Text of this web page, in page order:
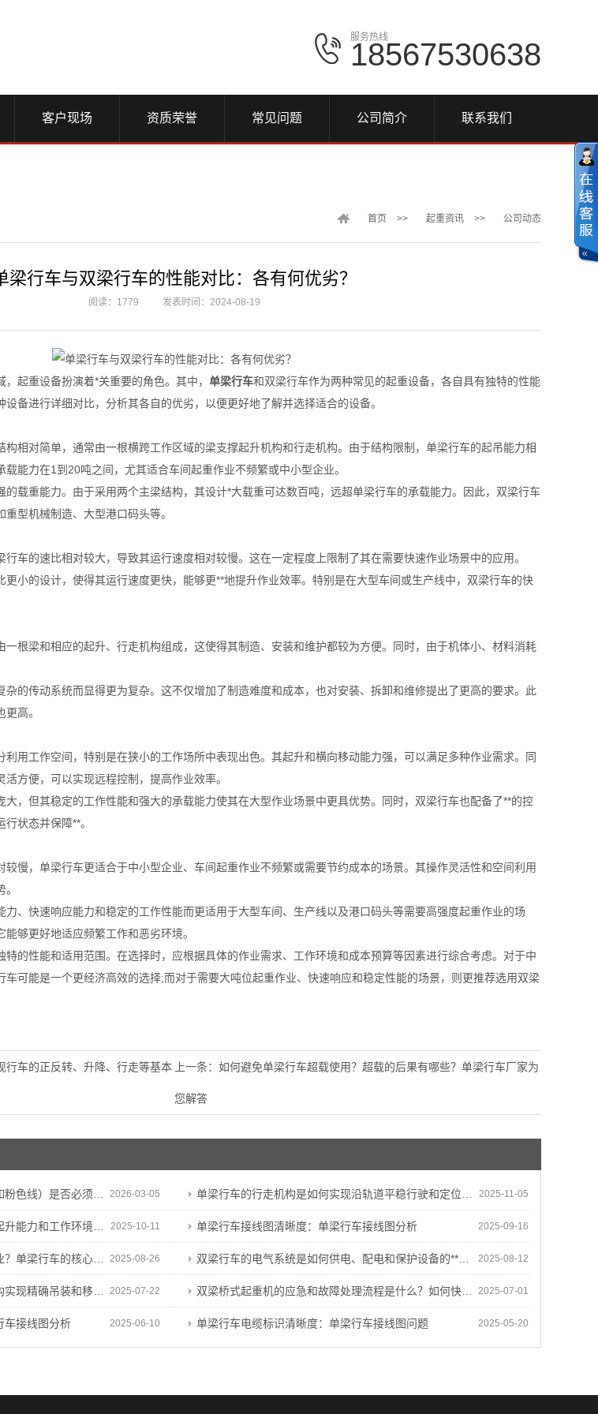
服务热线
18567530638
客户现场 资质荣誉 常见问题 公司简介 联系我们
首页 >> 起重资讯 >> 公司动态
梁行车与双梁行车的性能对比：各有何优劣？
阅读：1779 发表时间：2024-08-19
起重设备扮演着*关重要的角色。其中， 单梁行车和双梁行车作为两种常见的起重设备，各自具有独特的性能
备进行详细对比，分析其各自的优劣，以便更好地了解并选择适合的设备。
相对简单，通常由一根横跨工作区域的梁支撑起升机构和行走机构。由于结构限制，单梁行车的起吊能力相
能力在1到20吨之间，尤其适合车间起重作业不频繁或中小型企业。
的载重能力。由于采用两个主梁结构，其设计*大载重可达数百吨，远超单梁行车的承载能力。因此，双梁行车
型机械制造、大型港口码头等。
车的速比相对较大，导致其运行速度相对较慢。这在一定程度上限制了其在需要快速作业场景中的应用。
小的设计，使得其运行速度更快，能够更**地提升作业效率。特别是在大型车间或生产线中，双梁行车的快
根梁和相应的起升、行走机构组成，这使得其制造、安装和维护都较为方便。同时，由于机体小、材料消耗
杂的传动系统而显得更为复杂。这不仅增加了制造难度和成本，也对安装、拆卸和维修提出了更高的要求。此
高。
用工作空间，特别是在狭小的工作场所中表现出色。其起升和横向移动能力强，可以满足多种作业需求。同
方便，可以实现远程控制，提高作业效率。
，但其稳定的工作性能和强大的承载能力使其在大型作业场景中更具优势。同时，双梁行车也配备了**的控
状态并保障**。
慢，单梁行车更适合于中小型企业、车间起重作业不频繁或需要节约成本的场景。其操作灵活性和空间利用
、快速响应能力和稳定的工作性能而更适用于大型车间、生产线以及港口码头等需要高强度起重作业的场
够更好地适应频繁工作和恶劣环境。
的性能和适用范围。在选择时，应根据具体的作业需求、工作环境和成本预算等因素进行综合考虑。对于中
可能是一个更经济高效的选择;而对于需要大吨位起重作业、快速响应和稳定性能的场景，则更推荐选用双梁
上一条： 如何避免单梁行车超载使用？超载的后果有哪些？单梁行车厂家为
您解答
行车的正反转、升降、行走等基本
2026-03-05
必须保留？能否剪断？ 2025-11-05
单梁行车的行走机构是如何实现沿轨道平稳行驶和定位的？
2025-10-11
工作环境有何关联？ 2025-09-16
单梁行车接线图清晰度：单梁行车接线图分析
2025-08-26
的核心特性与适用基础 2025-08-12
双梁行车的电气系统是如何供电、配电和保护设备的**运行的？
2025-07-22
吊装和移动操作的？ 2025-07-01
双梁桥式起重机的应急和故障处理流程是什么？如何快速**地解决设备故障？
2025-06-10
车接线图分析 2025-05-20
单梁行车电缆标识清晰度：单梁行车接线图问题